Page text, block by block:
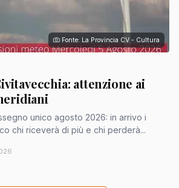
Fonte: La Provincia CV - Cultura
attenzione ai
unico agosto 2026: in arrivo i
chi riceverà di più e chi perderà...